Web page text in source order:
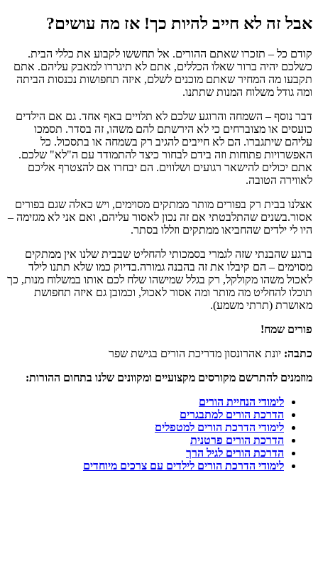
אבל זה לא חייב להיות כך! אז מה עושים?
קודם כל – תזכרו שאתם ההורים. אל תחששו לקבוע את כללי הבית.
כשלכם יהיה ברור שאלו הכללים, אתם לא תיגררו למאבק עליהם. אתם
תקבעו מה המחיר שאתם מוכנים לשלם, איזה תחפושות נכנסות הביתה
ומה גודל משלוח המנות שתתנו.
דבר נוסף – השמחה והרוגע שלכם לא תלויים באף אחד. גם אם הילדים
כועסים או מצוברחים כי לא הירשתם להם משהו, זה בסדר. תסמכו
עליהם שיתגברו. הם לא חייבים להגיב רק בשמחה או בתסכול. כל
האפשרויות פתוחות וזה בידם לבחור כיצד להתמודד עם ה"לא" שלכם.
אתם יכולים להישאר רגועים ושלווים. הם יבחרו אם להצטרף אליכם
לאווירה הטובה.
אצלנו בבית רק בפורים מותר ממתקים מסוימים, ויש כאלה שגם בפורים
אסור.בשנים שהתלבטתי אם זה נכון לאסור עליהם, ואם אני לא מגזימה –
היו לי ילדים שהחביאו ממתקים וזללו בסתר.
ברגע שהבנתי שזה לגמרי בסמכותי להחליט שבבית שלנו אין ממתקים
מסוימים – הם קיבלו את זה בהבנה גמורה.בדיוק כמו שלא תתנו לילד
לאכול משהו מקולקל, רק בגלל שמישהו שלח לכם אותו במשלוח מנות, כך
תוכלו להחליט מה מותר ומה אסור לאכול, וכמובן גם איזה תחפושת
מאושרת (תרתי משמע).
פורים שמח!
כתבה: יונת אהרונסון מדריכת הורים בגישת שפר
מוזמנים להתרשם מקורסים מקצועיים ומקוונים שלנו בתחום ההורות:
לימודי הנחיית הורים
הדרכת הורים למתבגרים
לימודי הדרכת הורים למטפלים
הדרכת הורים פרטנית
הדרכת הורים לגיל הרך
לימודי הדרכת הורים לילדים עם צרכים מיוחדים